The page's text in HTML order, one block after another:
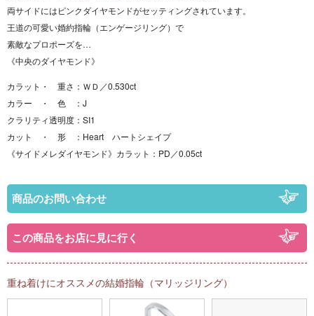
両サイドにはピンクダイヤモンドがセッティングされています。
王道の可愛い婚約指輪（エンゲージリング）で
素敵なプロポーズを…
《中央のダイヤモンド》
カラット・ 重さ：ＷＤ／0.530ct
カラー ・ 色 ：J
クラリティ透明度：SI1
カット ・ 形 ：Heart ハートシェイプ
《サイドメレダイヤモンド》カラット：PD／0.05ct
商品のお問い合わせ
この商品をお店に見に行く
重ね着けにオススメの結婚指輪（マリッジリング）